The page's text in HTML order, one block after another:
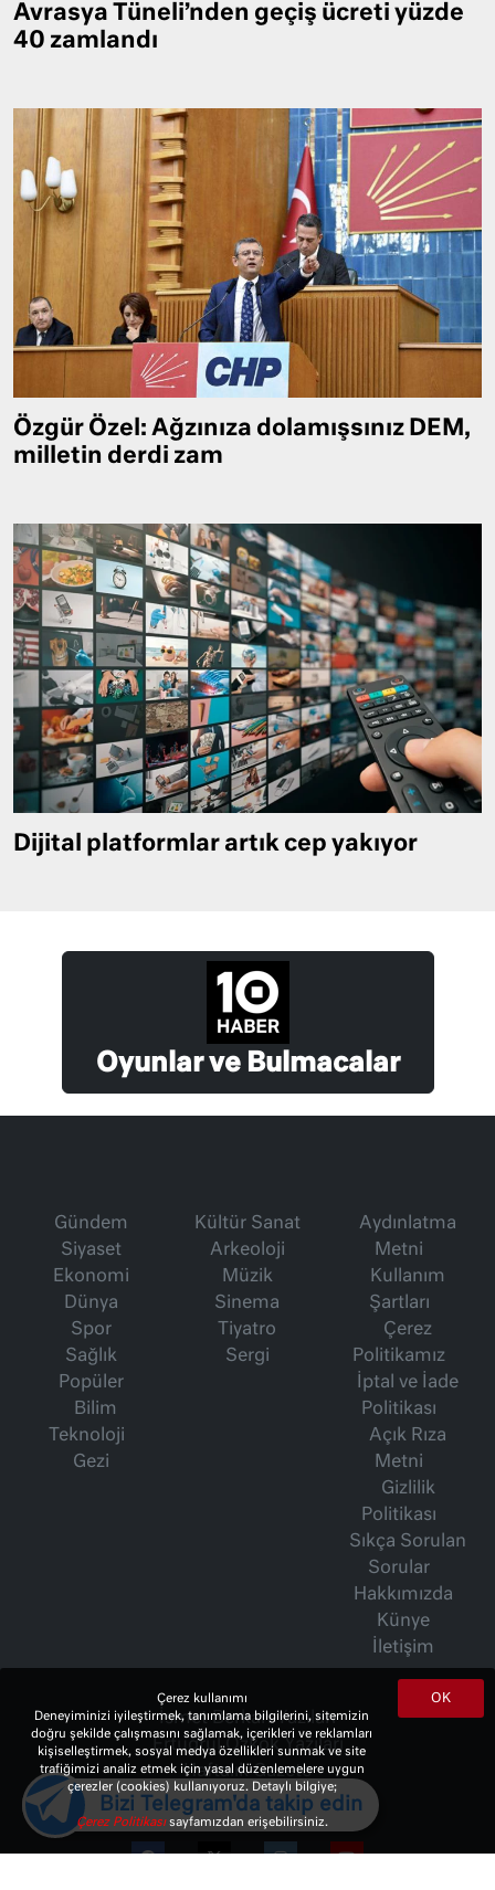
Avrasya Tüneli’nden geçiş ücreti yüzde
40 zamlandı
Özgür Özel: Ağzınıza dolamışsınız DEM,
milletin derdi zam
Dijital platformlar artık cep yakıyor
Oyunlar ve Bulmacalar
Gündem
Siyaset
Ekonomi
Dünya
Spor
Sağlık
Popüler
Bilim
Teknoloji
Gezi
Kültür Sanat
Arkeoloji
Müzik
Sinema
Tiyatro
Sergi
Aydınlatma
Metni
Kullanım
Şartları
Çerez
Politikamız
İptal ve İade
Politikası
Açık Rıza
Metni
Gizlilik
Politikası
Sıkça Sorulan
Sorular
Hakkımızda
Künye
İletişim
İsmet Berkan Yazıları
Ertuğrul Özkök Yazıları
Haftalık Gazete
OK
Çerez kullanımı
Deneyiminizi iyileştirmek, tanımlama bilgilerini, sitemizin
doğru şekilde çalışmasını sağlamak, içerikleri ve reklamları
kişiselleştirmek, sosyal medya özellikleri sunmak ve site
trafiğimizi analiz etmek için yasal düzenlemelere uygun
çerezler (cookies) kullanıyoruz. Detaylı bilgiye;
Çerez Politikasısayfamızdan erişebilirsiniz.
Bizi Telegram'da takip edin